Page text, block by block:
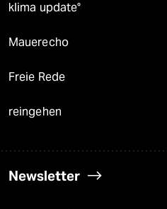
klima update°
Mauerecho
Freie Rede
reingehen
Newsletter